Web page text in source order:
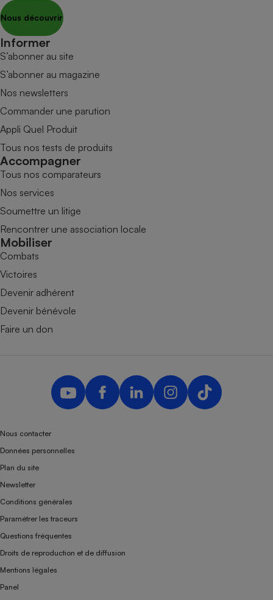
Nous découvrir
Informer
S’abonner au site
S’abonner au magazine
Nos newsletters
Commander une parution
Appli Quel Produit
Tous nos tests de produits
Accompagner
Tous nos comparateurs
Nos services
Soumettre un litige
Rencontrer une association locale
Mobiliser
Combats
Victoires
Devenir adhérent
Devenir bénévole
Faire un don
Nous contacter
Données personnelles
Plan du site
Newsletter
Conditions générales
Paramétrer les traceurs
Questions fréquentes
Droits de reproduction et de diffusion
Mentions légales
Panel